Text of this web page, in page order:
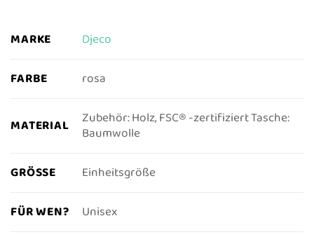
MARKE Djeco
FARBE rosa
MATERIAL
Zubehör: Holz, FSC® -zertifiziert Tasche:
Baumwolle
GRÖSSE Einheitsgröße
FÜR WEN? Unisex